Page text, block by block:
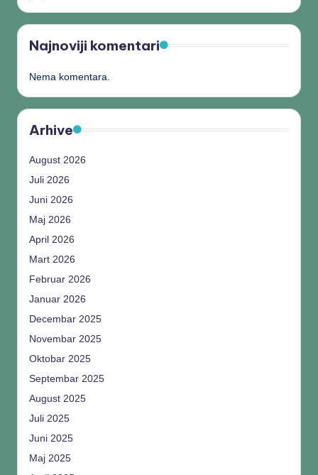
Najnoviji komentari
Nema komentara.
Arhive
August 2026
Juli 2026
Juni 2026
Maj 2026
April 2026
Mart 2026
Februar 2026
Januar 2026
Decembar 2025
Novembar 2025
Oktobar 2025
Septembar 2025
August 2025
Juli 2025
Juni 2025
Maj 2025